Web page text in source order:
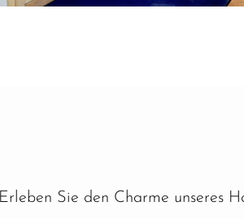
Erleben Sie den Charme unseres